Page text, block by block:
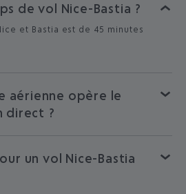
de vol Nice-Bastia ?
et Bastia est de 45 minutes
aérienne opère le
direct ?
un vol Nice-Bastia